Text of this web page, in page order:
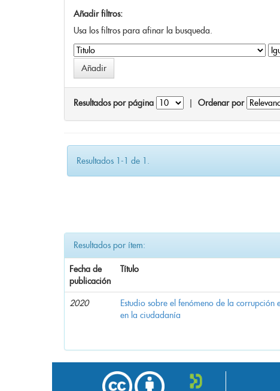
Añadir filtros:
Usa los filtros para afinar la busqueda.
Resultados por página Ordenar por
Resultados 1-1 de 1.
Resultados por ítem:
Fecha de
publicación
Título
2020
Estudio sobre el fenómeno de la corrupción
en la ciudadanía